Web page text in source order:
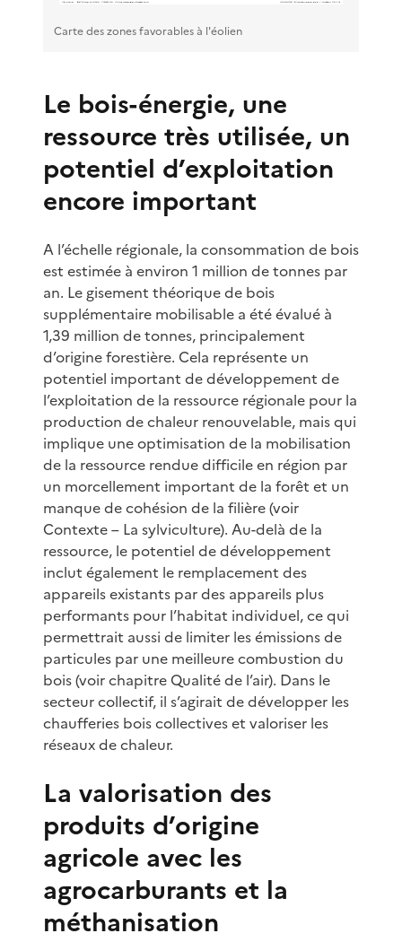
Carte des zones favorables à l'éolien
Le bois-énergie, une
ressource très utilisée, un
potentiel d’exploitation
encore important
A l’échelle régionale, la consommation de bois
est estimée à environ 1 million de tonnes par
an. Le gisement théorique de bois
supplémentaire mobilisable a été évalué à
1,39 million de tonnes, principalement
d’origine forestière. Cela représente un
potentiel important de développement de
l’exploitation de la ressource régionale pour la
production de chaleur renouvelable, mais qui
implique une optimisation de la mobilisation
de la ressource rendue difficile en région par
un morcellement important de la forêt et un
manque de cohésion de la filière (voir
Contexte – La sylviculture). Au-delà de la
ressource, le potentiel de développement
inclut également le remplacement des
appareils existants par des appareils plus
performants pour l’habitat individuel, ce qui
permettrait aussi de limiter les émissions de
particules par une meilleure combustion du
bois (voir chapitre Qualité de l’air). Dans le
secteur collectif, il s’agirait de développer les
chaufferies bois collectives et valoriser les
réseaux de chaleur.
La valorisation des
produits d’origine
agricole avec les
agrocarburants et la
méthanisation